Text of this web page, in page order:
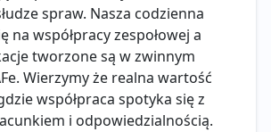
spraw. Nasza codzienna
na współpracy zespołowej a
tworzone są w zwinnym
Wierzymy że realna wartość
współpraca spotyka się z
i odpowiedzialnością.